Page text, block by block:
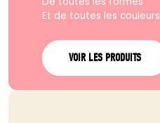
Et de toutes les couleurs
VOIR LES PRODUITS